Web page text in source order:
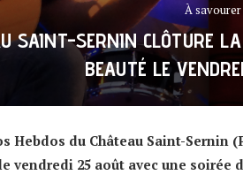
À savourer
SAINT-SERNIN CLÔTURE
BEAUTÉ LE
Hebdos du Château Saint-Sernin
vendredi 25 août avec une soirée